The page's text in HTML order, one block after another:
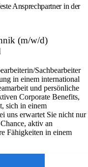
Ansprechpartner in der
(m/w/d)
Sachbearbeiter
in einem international
und persönliche
Corporate Benefits,
sich in einem
uns erwartet Sie nicht nur
aktiv an
Fähigkeiten in einem